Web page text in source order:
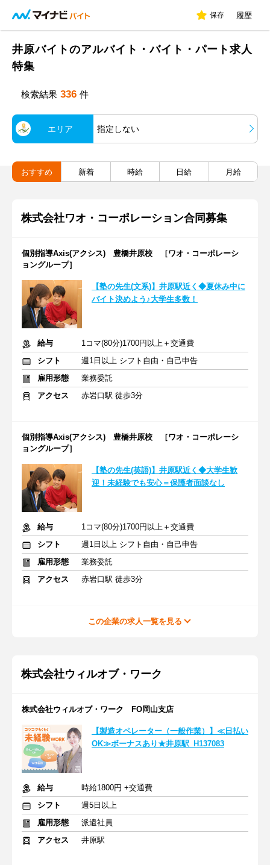
保存 履歴
井原バイトのアルバイト・バイト・パート求人
特集
検索結果 336 件
エリア 指定しない
おすすめ 新着 時給 日給 月給
株式会社ワオ・コーポレーション合同募集
個別指導Axis(アクシス) 豊橋井原校 ［ワオ・コーポレーシ
ョングループ］
【塾の先生(文系)】井原駅近く◆夏休み中に
バイト決めよう♪大学生多数！
給与
1コマ(80分)1700円以上＋交通費
シフト
週1日以上 シフト自由・自己申告
雇用形態
業務委託
アクセス
赤岩口駅 徒歩3分
個別指導Axis(アクシス) 豊橋井原校 ［ワオ・コーポレーシ
ョングループ］
【塾の先生(英語)】井原駅近く◆大学生歓
迎！未経験でも安心＝保護者面談なし
給与
1コマ(80分)1700円以上＋交通費
シフト
週1日以上 シフト自由・自己申告
雇用形態
業務委託
アクセス
赤岩口駅 徒歩3分
この企業の求人一覧を見る
株式会社ウィルオブ・ワーク
株式会社ウィルオブ・ワーク FO岡山支店
【製造オペレーター（一般作業）】≪日払い
OK≫ボーナスあり★井原駅_H137083
給与
時給1800円 +交通費
シフト
週5日以上
雇用形態
派遣社員
アクセス
井原駅